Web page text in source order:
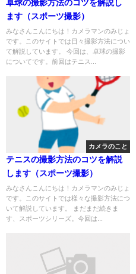
卓球の撮影方法のコツを解説し
ます（スポーツ撮影）
みなさんこんにちは！カメラマンのみじょ
です。このサイトでは日々撮影方法につい
て解説しています。 今回は、卓球の撮影
についてです。前回はテニス...
カメラのこと
テニスの撮影方法のコツを解説
します（スポーツ撮影）
みなさんこんにちは！カメラマンのみじょ
です。このサイトでは様々な撮影方法につ
いて解説しています。 まだまだ続きま
す、スポーツシリーズ。今回は...